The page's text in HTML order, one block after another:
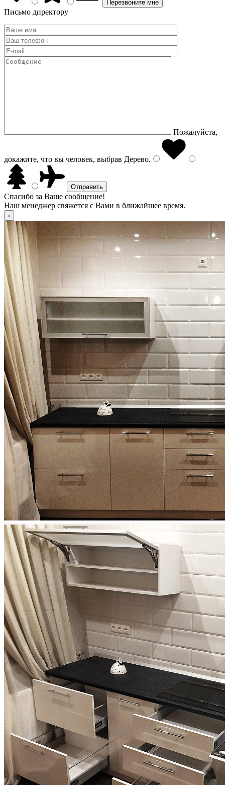
Письмо директору
Пожалуйста,
докажите, что вы человек, выбрав Дерево.
Спасибо за Ваше сообщение!
Наш менеджер свяжется с Вами в ближайшее время.